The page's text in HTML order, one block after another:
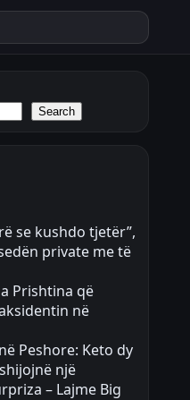
Search
se kushdo tjetër”,
private me të
Prishtina që
në
Peshore: Keto dy
një
– Lajme Big